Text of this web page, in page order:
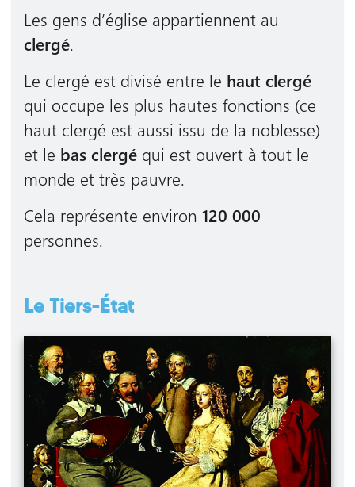
Les gens d’église appartiennent au
clergé.
Le clergé est divisé entre le haut clergé
qui occupe les plus hautes fonctions (ce
haut clergé est aussi issu de la noblesse)
et le bas clergé qui est ouvert à tout le
monde et très pauvre.
Cela représente environ 120 000
personnes.
Le Tiers-État